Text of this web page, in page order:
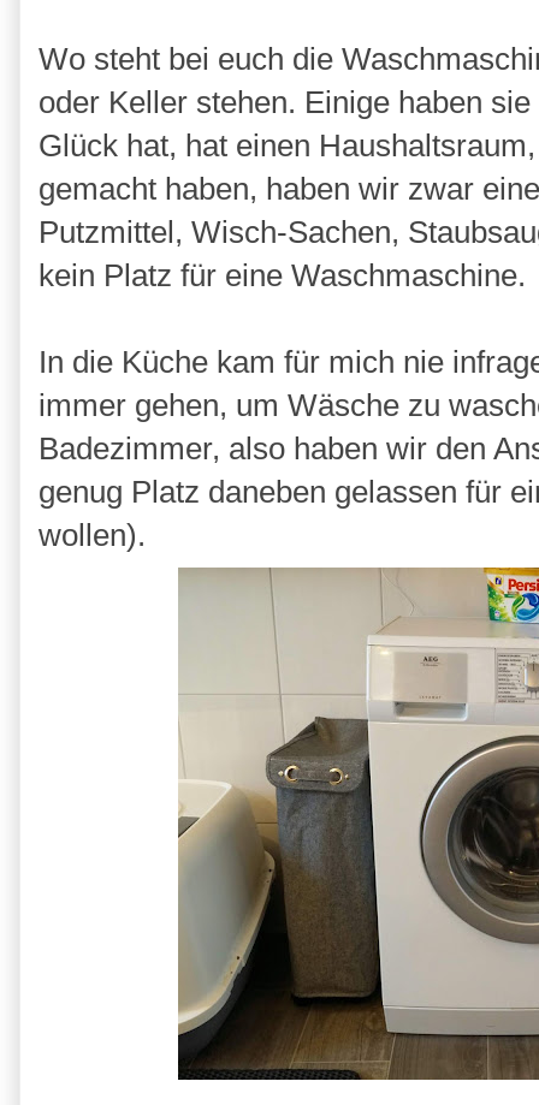
Wo steht bei euch die
oder Keller stehen. Einige haben
Glück hat, hat einen
gemacht haben, haben wir zwar
Putzmittel, Wisch-Sachen,
kein Platz für eine Waschmaschine.
In die Küche kam für mich nie
immer gehen, um Wäsche zu
Badezimmer, also haben wir den
genug Platz daneben gelassen für
wollen).